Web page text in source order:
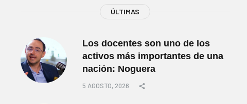
ÚLTIMAS
Los docentes son uno de los
activos más importantes de una
nación: Noguera
5 AGOSTO, 2026